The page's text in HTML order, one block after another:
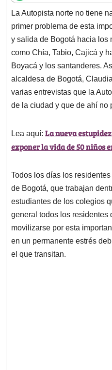
t
s
A
p
p
e
b
o
o
k
k
e
d
I
n
i
l
e
a
d
s
La Autopista norte no tiene
primer problema de esta
y salida de Bogotá hacia los
como Chía, Tabio, Cajicá y
Boyacá y los santanderes.
alcaldesa de Bogotá,
varias entrevistas que la
de la ciudad y que de ahí no
Lea aquí: La nueva
exponer la vida de 50 niños
Todos los días los
de Bogotá, que trabajan
estudiantes de los colegios
general todos los residentes
movilizarse por esta
en un permanente estrés
el que transitan.